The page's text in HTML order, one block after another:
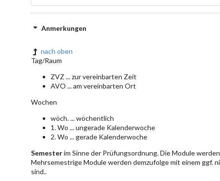
Anmerkungen
nach oben
Tag/Raum
ZVZ ... zur vereinbarten Zeit
AVO ... am vereinbarten Ort
Wochen
wöch. ... wöchentlich
1. Wo ... ungerade Kalenderwoche
2. Wo ... gerade Kalenderwoche
Semesterim Sinne der Prüfungsordnung. Die Module
Mehrsemestrige Module werden demzufolge mit einem ggf.
sind..